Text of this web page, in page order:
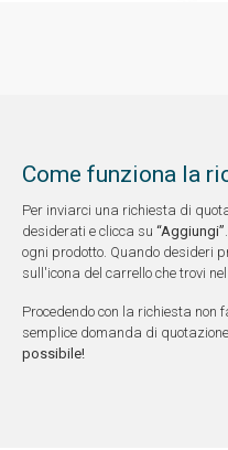
Come funziona la
Per inviarci una richiesta di
desiderati e clicca su “Aggiungi”
ogni prodotto. Quando desideri
sull'icona del carrello che trovi
Procedendo con la richiesta
semplice domanda di
possibile!